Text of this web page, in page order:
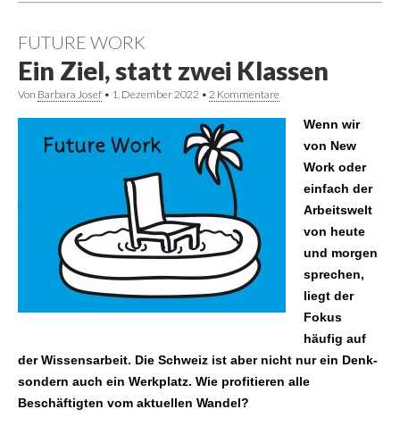
FUTURE WORK
Ein Ziel, statt zwei Klassen
Von Barbara Josef • 1. Dezember 2022 • 2 Kommentare
Wenn wir
von New
Work oder
einfach der
Arbeitswelt
von heute
und morgen
sprechen,
liegt der
Fokus
häufig auf
der Wissensarbeit. Die Schweiz ist aber nicht nur ein Denk-
sondern auch ein Werkplatz. Wie profitieren alle
Beschäftigten vom aktuellen Wandel?